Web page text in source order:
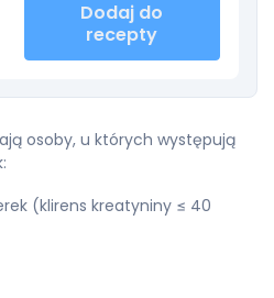
Dodaj do
recepty
osoby, u których występują
(klirens kreatyniny ≤ 40